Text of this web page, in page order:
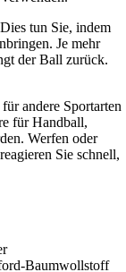
tun Sie, indem
Je mehr
der Ball zurück.
andere Sportarten
für Handball,
Werfen oder
Sie schnell,
Baumwollstoff